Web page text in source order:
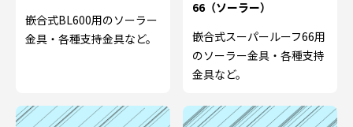
嵌合式BL600用のソーラー
金具・各種支持金具など。
66（ソーラー）
嵌合式スーパールーフ66用
のソーラー金具・各種支持
金具など。